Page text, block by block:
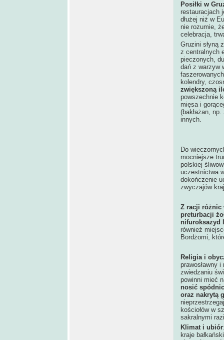
Posiłki w
restauracjach
dłużej niż w
nie rozumie,
celebracja,
Gruzini słyną
z centralnych
pieczonych,
dań z warzyw
kolendry,
zwiększoną
powszechnie
mięsa i
(bakłażan,
innych.
Do
mocniejsze
polskiej
uczestnictwa
dokończenie
zwyczajów
Z racji różnic
preturbacji
nifuroksazyd
również
Bordżomi,
Religia i
prawosławny
zwiedzaniu
powinni mieć
nosić
oraz nakrytą
kościołów w
sakralnymi
Klimat i ubiór
kraje